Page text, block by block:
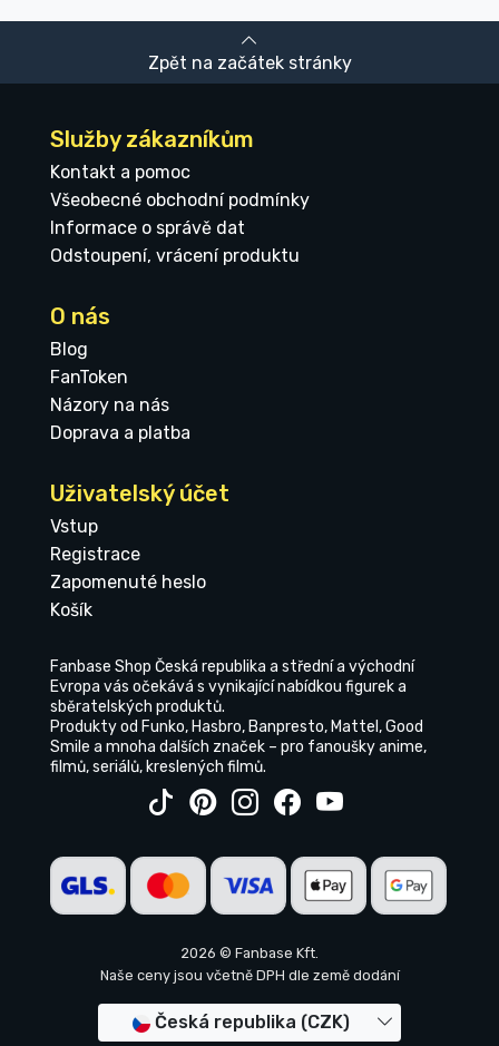
Zpět na začátek stránky
Služby zákazníkům
Kontakt a pomoc
Všeobecné obchodní podmínky
Informace o správě dat
Odstoupení, vrácení produktu
O nás
Blog
FanToken
Názory na nás
Doprava a platba
Uživatelský účet
Vstup
Registrace
Zapomenuté heslo
Košík
Fanbase Shop Česká republika a střední a východní
Evropa vás očekává s vynikající nabídkou figurek a
sběratelských produktů.
Produkty od Funko, Hasbro, Banpresto, Mattel, Good
Smile a mnoha dalších značek – pro fanoušky anime,
filmů, seriálů, kreslených filmů.
2026 © Fanbase Kft.
Naše ceny jsou včetně DPH dle země dodání
Česká republika (CZK)